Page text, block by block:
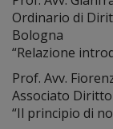
Ordinario di
Bologna
“Relazione
Prof. Avv.
Associato
“Il principio di